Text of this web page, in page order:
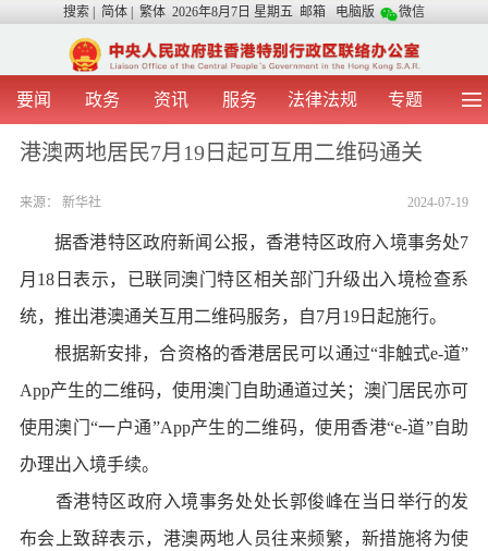
搜索 简体 繁体 2026年8月7日 星期五 邮箱 电脑版 微信
要闻 政务 资讯 服务 法律法规 专题
首 页 图 片 视 频 中央声音
涉台事务 媒体言论
办证指引
港澳两地居民7月19日起可互用二维码通关
2024-07-19
来源： 新华社
据香港特区政府新闻公报，香港特区政府入境事务处7
月18日表示，已联同澳门特区相关部门升级出入境检查系
统，推出港澳通关互用二维码服务，自7月19日起施行。
根据新安排，合资格的香港居民可以通过“非触式e-道”
App产生的二维码，使用澳门自助通道过关；澳门居民亦可
使用澳门“一户通”App产生的二维码，使用香港“e-道”自助
办理出入境手续。
香港特区政府入境事务处处长郭俊峰在当日举行的发
布会上致辞表示，港澳两地人员往来频繁，新措施将为使